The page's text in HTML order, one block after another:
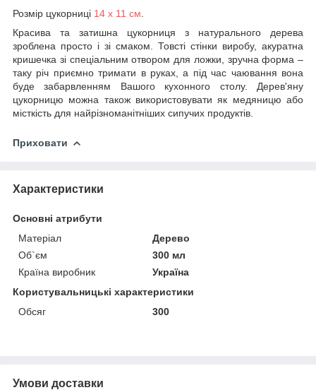
Розмір цукорниці 14 х 11 см
Красива та затишна цукорниця з натурального дерева
зроблена просто і зі смаком. Товсті стінки виробу, акуратна
кришечка зі спеціальним отвором для ложки, зручна форма –
таку річ приємно тримати в руках, а під час чаювання вона
буде забарвленням Вашого кухонного столу. Дерев'яну
цукорницю можна також використовувати як медяницю або
місткість для найрізноманітніших сипучих продуктів.
Приховати
Характеристики
Основні атрибути
Матеріал
Дерево
Об`єм
300 мл
Країна виробник
Україна
Користувальницькі характеристики
Обсяг
300
Умови доставки